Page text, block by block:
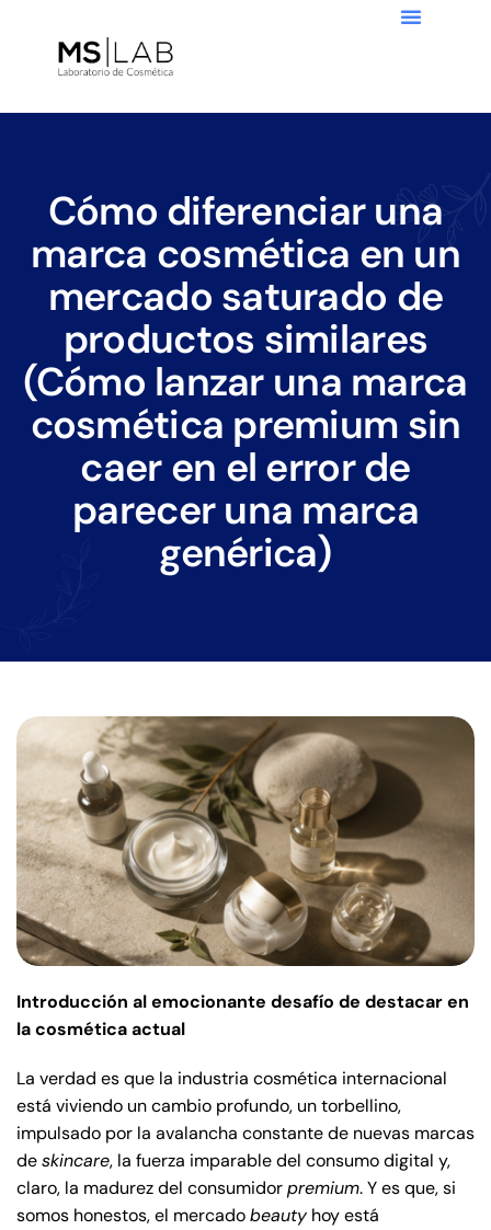
Cómo diferenciar una
marca cosmética en un
mercado saturado de
productos similares
(Cómo lanzar una marca
cosmética premium sin
caer en el error de
parecer una marca
genérica)
Introducción al emocionante desafío de destacar en
la cosmética actual
La verdad es que la industria cosmética internacional
está viviendo un cambio profundo, un torbellino,
impulsado por la avalancha constante de nuevas marcas
deskincare, la fuerza imparable del consumo digital y,
claro, la madurez del consumidorpremium. Y es que, si
somos honestos, el mercadobeauty hoy está